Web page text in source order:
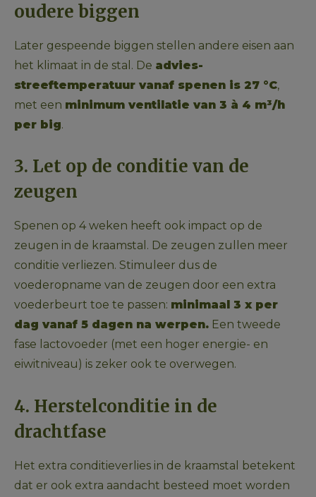
oudere biggen
Later gespeende biggen stellen andere eisen aan
het klimaat in de stal. De advies-
streeftemperatuur vanaf spenen is 27 °C,
met een minimum ventilatie van 3 à 4 m³/h
per big.
3. Let op de conditie van de
zeugen
Spenen op 4 weken heeft ook impact op de
zeugen in de kraamstal. De zeugen zullen meer
conditie verliezen. Stimuleer dus de
voederopname van de zeugen door een extra
voederbeurt toe te passen: minimaal 3 x per
dag vanaf 5 dagen na werpen. Een tweede
fase lactovoeder (met een hoger energie- en
eiwitniveau) is zeker ook te overwegen.
4. Herstelconditie in de
drachtfase
Het extra conditieverlies in de kraamstal betekent
dat er ook extra aandacht besteed moet worden